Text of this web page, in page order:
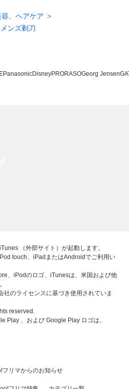
、ヘアケア
メンズ剃刀
PanasonicDisneyPRORASOGeorg Jensen
（外部サイト）が起動します。
touch、iPadまたはAndroidでご利用い
、iPodのロゴ、iTunesは、米国および他
社のライセンスに基づき使用されていま
reserved.
Play 、および Google Play ロゴは、
フリマからのお知らせ